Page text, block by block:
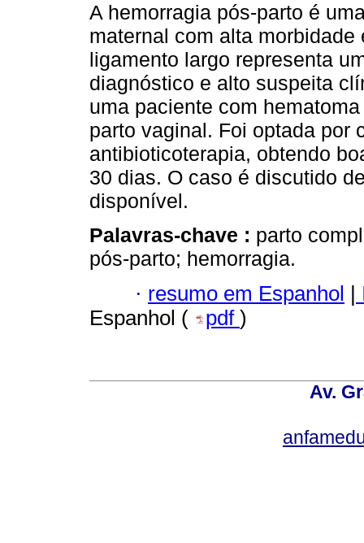
A hemorragia pós-parto é
maternal com alta
ligamento largo representa
diagnóstico e alto suspeita
uma paciente com
parto vaginal. Foi optada por
antibioticoterapia, obtendo
30 dias. O caso é discutido
disponível.
Palavras-chave : parto
pós-parto; hemorragia.
· resumo em Espanhol |
Espanhol (
pdf )
Av.